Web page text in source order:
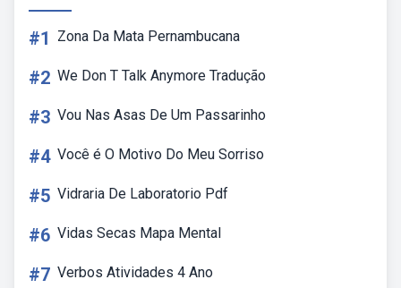
#1 Zona Da Mata Pernambucana
#2 We Don T Talk Anymore Tradução
#3 Vou Nas Asas De Um Passarinho
#4 Você é O Motivo Do Meu Sorriso
#5 Vidraria De Laboratorio Pdf
#6 Vidas Secas Mapa Mental
#7 Verbos Atividades 4 Ano